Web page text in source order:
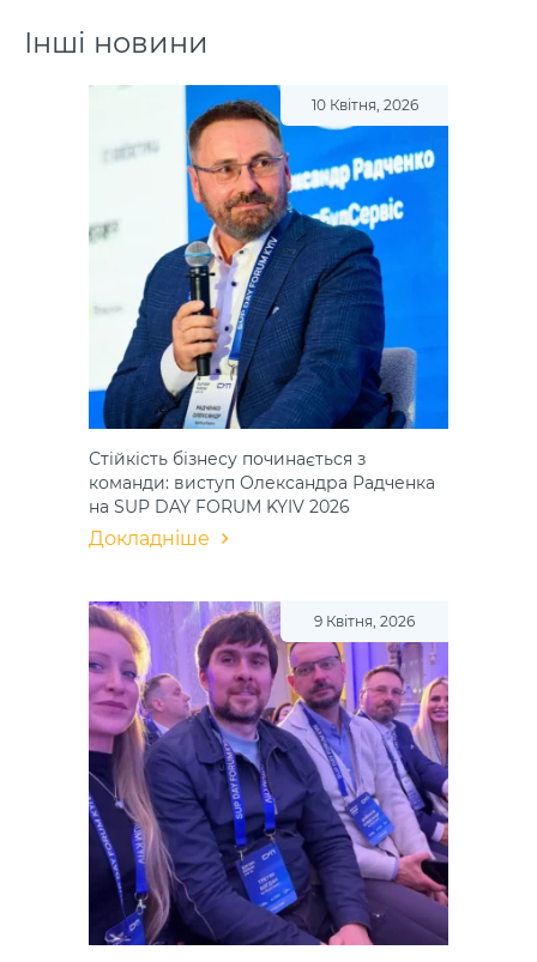
Інші новини
10 Квітня, 2026
Стійкість бізнесу починається з
команди: виступ Олександра Радченка
на SUP DAY FORUM KYIV 2026
Докладніше
9 Квітня, 2026